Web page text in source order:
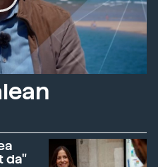
da"